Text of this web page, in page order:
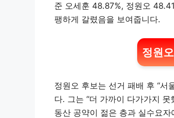
준 오세훈 48.87%, 정원오
팽하게 갈렸음을 보여줍니다.
정원
정원오 후보는 선거 패배 후 “서
다. 그는 “더 가까이 다가가지
동산 공약이 젊은 층과 실수요